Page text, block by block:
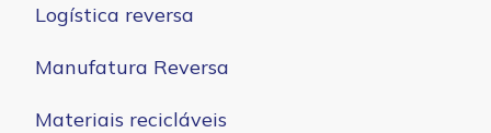
Logística reversa
Manufatura Reversa
Materiais recicláveis